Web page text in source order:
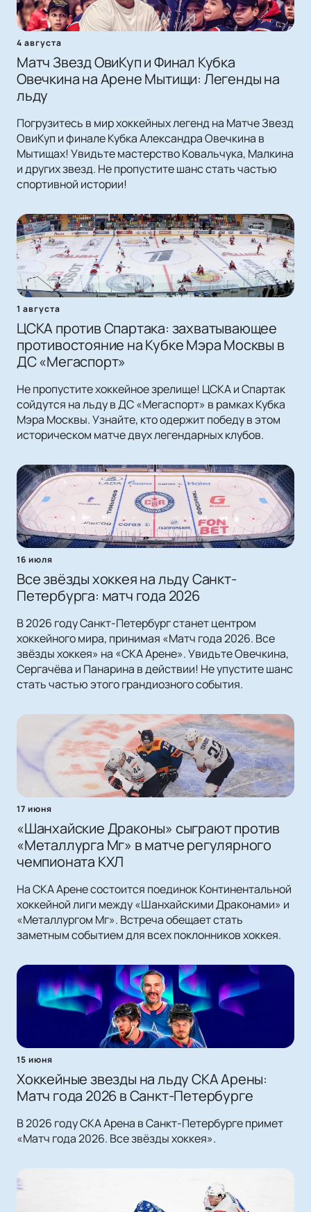
4 августа
Матч Звезд ОвиКуп и Финал Кубка
Овечкина на Арене Мытищи: Легенды на
льду
Погрузитесь в мир хоккейных легенд на Матче Звезд
ОвиКуп и финале Кубка Александра Овечкина в
Мытищах! Увидьте мастерство Ковальчука, Малкина
и других звезд. Не пропустите шанс стать частью
спортивной истории!
1 августа
ЦСКА против Спартака: захватывающее
противостояние на Кубке Мэра Москвы в
ДС «Мегаспорт»
Не пропустите хоккейное зрелище! ЦСКА и Спартак
сойдутся на льду в ДС «Мегаспорт» в рамках Кубка
Мэра Москвы. Узнайте, кто одержит победу в этом
историческом матче двух легендарных клубов.
16 июля
Все звёзды хоккея на льду Санкт-
Петербурга: матч года 2026
В 2026 году Санкт-Петербург станет центром
хоккейного мира, принимая «Матч года 2026. Все
звёзды хоккея» на «СКА Арене». Увидьте Овечкина,
Сергачёва и Панарина в действии! Не упустите шанс
стать частью этого грандиозного события.
17 июня
«Шанхайские Драконы» сыграют против
«Металлурга Мг» в матче регулярного
чемпионата КХЛ
На СКА Арене состоится поединок Континентальной
хоккейной лиги между «Шанхайскими Драконами» и
«Металлургом Мг». Встреча обещает стать
заметным событием для всех поклонников хоккея.
15 июня
Хоккейные звезды на льду СКА Арены:
Матч года 2026 в Санкт-Петербурге
В 2026 году СКА Арена в Санкт-Петербурге примет
«Матч года 2026. Все звёзды хоккея».